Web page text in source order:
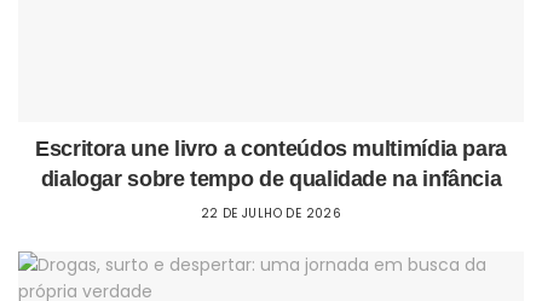
Escritora une livro a conteúdos multimídia para
dialogar sobre tempo de qualidade na infância
22 DE JULHO DE 2026